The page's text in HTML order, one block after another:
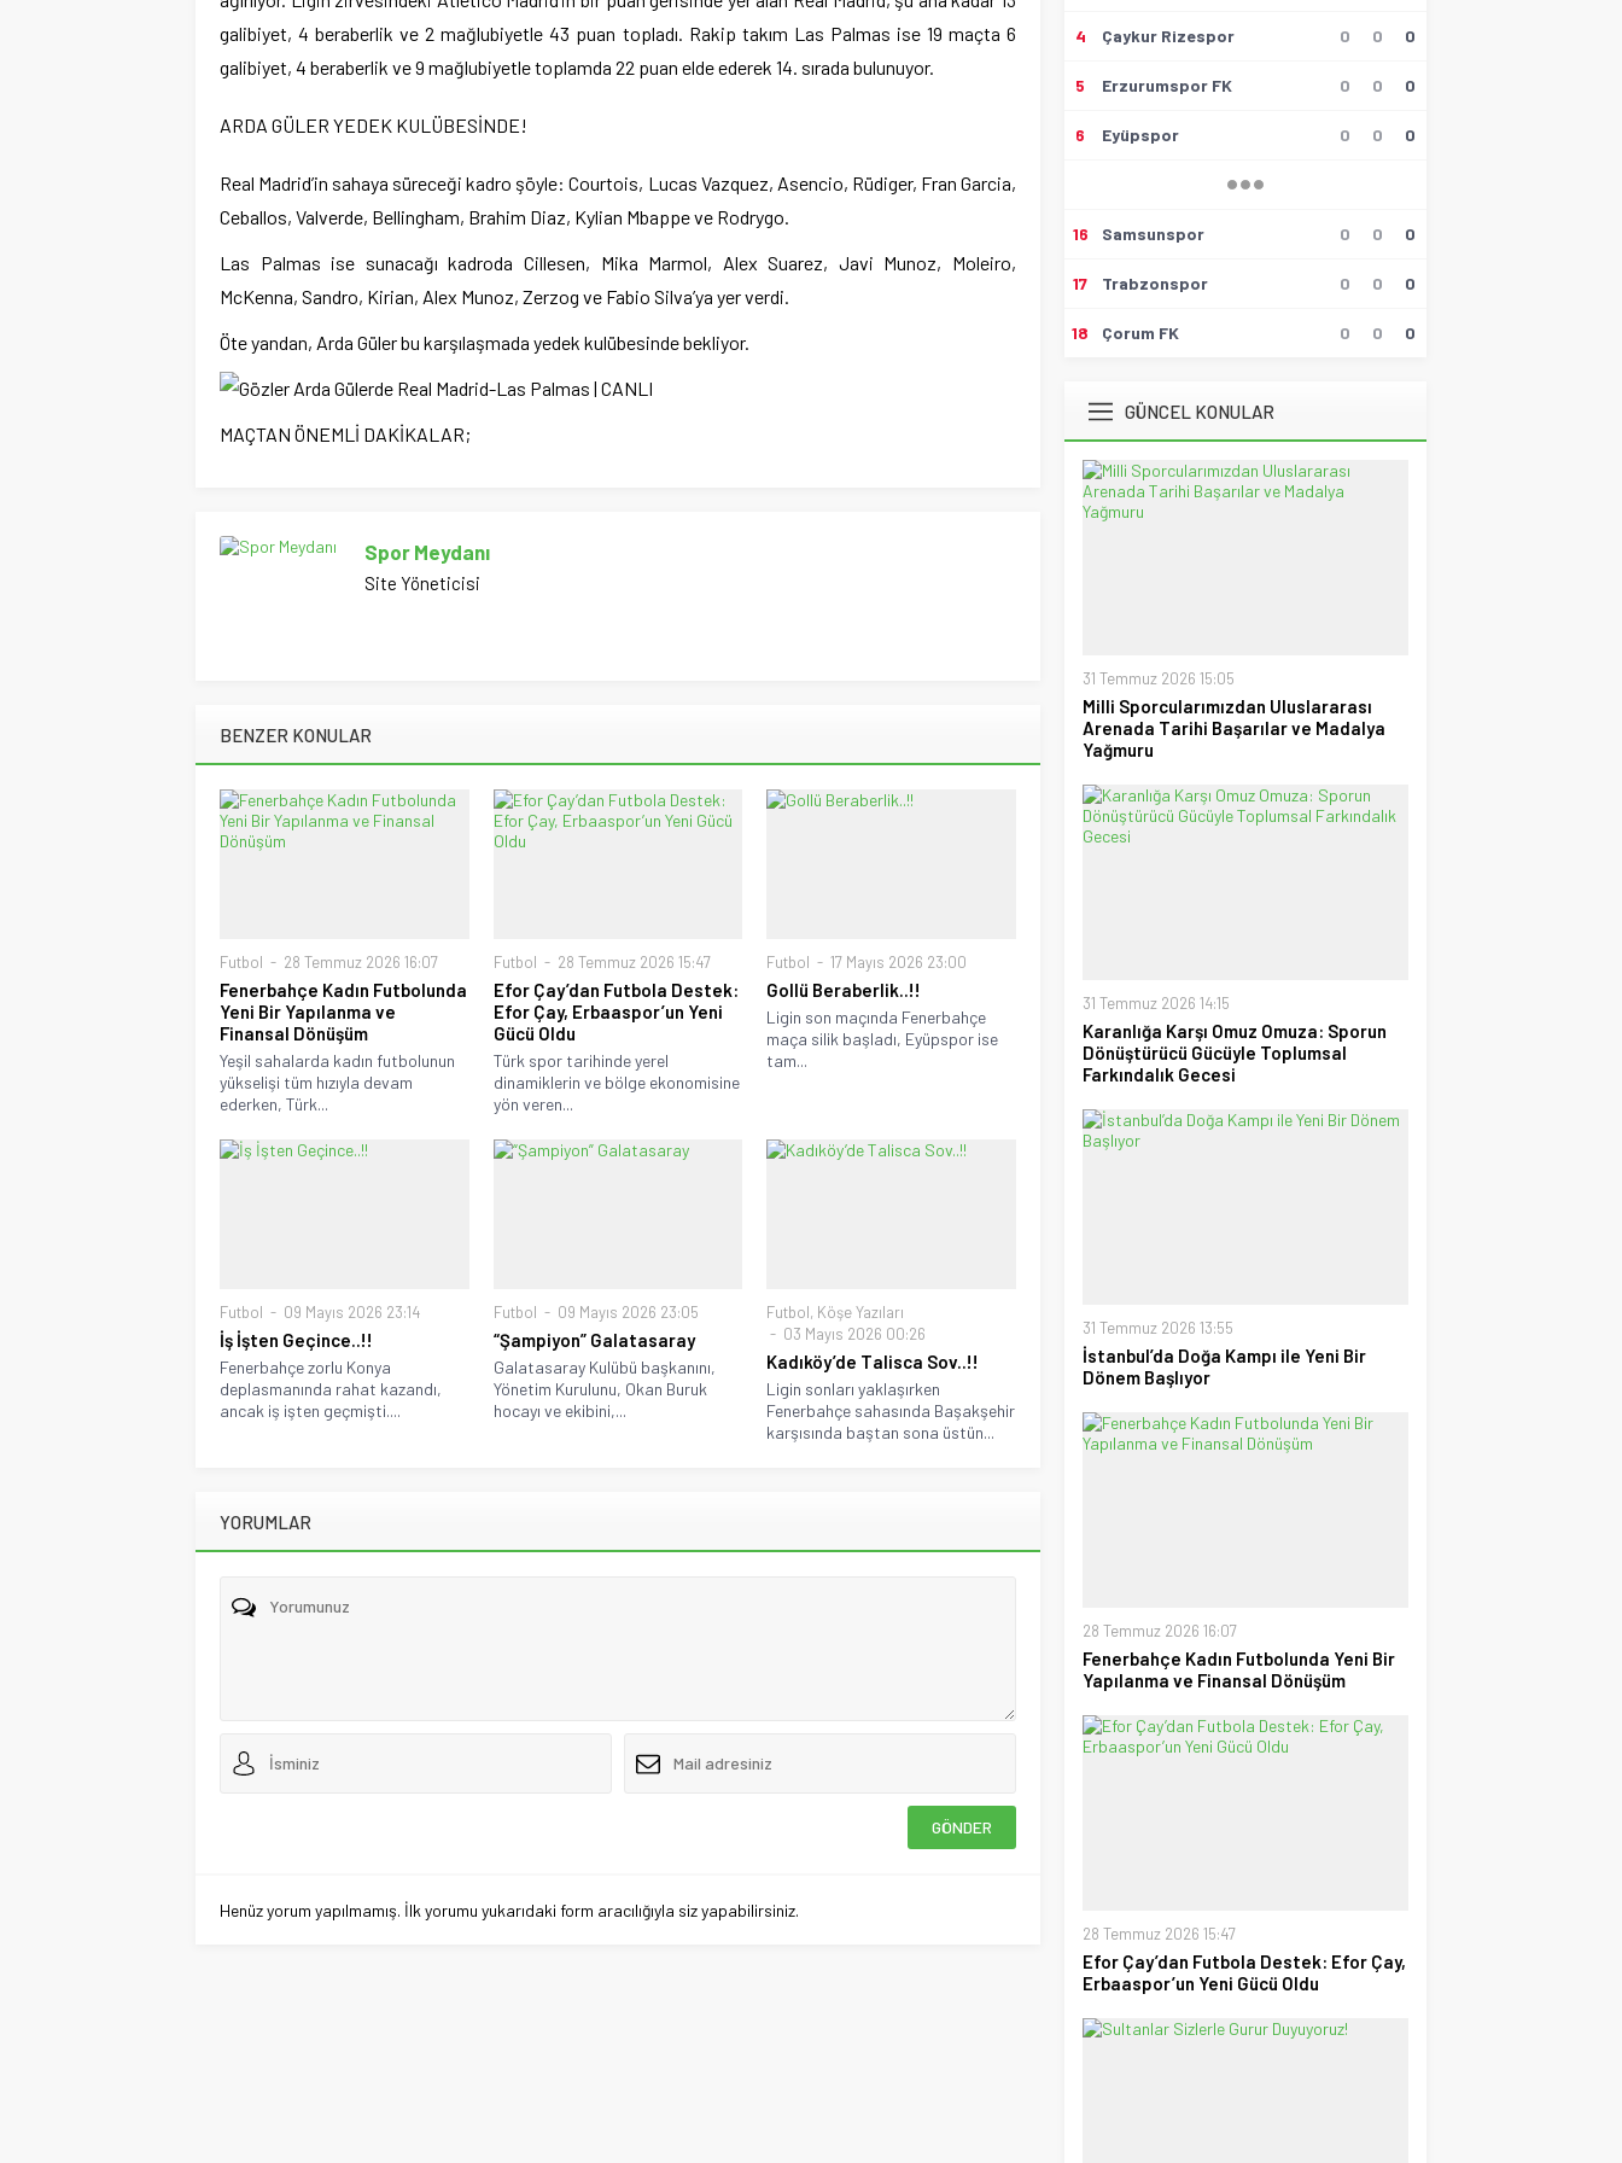
galibiyet, 4 beraberlik ve 2 mağlubiyetle 43 puan topladı. Rakip takım Las Palmas ise 19 maçta 6
galibiyet, 4 beraberlik ve 9 mağlubiyetle toplamda 22 puan elde ederek 14. sırada bulunuyor.
ARDA GÜLER YEDEK KULÜBESİNDE!
Real Madrid’in sahaya süreceği kadro şöyle: Courtois, Lucas Vazquez, Asencio, Rüdiger, Fran Garcia,
Ceballos, Valverde, Bellingham, Brahim Diaz, Kylian Mbappe ve Rodrygo.
Las Palmas ise sunacağı kadroda Cillesen, Mika Marmol, Alex Suarez, Javi Munoz, Moleiro,
McKenna, Sandro, Kirian, Alex Munoz, Zerzog ve Fabio Silva’ya yer verdi.
Öte yandan, Arda Güler bu karşılaşmada yedek kulübesinde bekliyor.
MAÇTAN ÖNEMLİ DAKİKALAR;
Spor Meydanı
Site Yöneticisi
BENZER KONULAR
Futbol 28 Temmuz 2026 16:07
Fenerbahçe Kadın Futbolunda
Yeni Bir Yapılanma ve
Finansal Dönüşüm
Yeşil sahalarda kadın futbolunun
yükselişi tüm hızıyla devam
ederken, Türk...
Futbol 28 Temmuz 2026 15:47
Efor Çay’dan Futbola Destek:
Efor Çay, Erbaaspor’un Yeni
Gücü Oldu
Türk spor tarihinde yerel
dinamiklerin ve bölge ekonomisine
yön veren...
Futbol 17 Mayıs 2026 23:00
Gollü Beraberlik..!!
Ligin son maçında Fenerbahçe
maça silik başladı, Eyüpspor ise
tam...
Futbol 09 Mayıs 2026 23:14
İş İşten Geçince..!!
Fenerbahçe zorlu Konya
deplasmanında rahat kazandı,
ancak iş işten geçmişti....
Futbol 09 Mayıs 2026 23:05
“Şampiyon” Galatasaray
Galatasaray Kulübü başkanını,
Yönetim Kurulunu, Okan Buruk
hocayı ve ekibini,...
Futbol, Köşe Yazıları
03 Mayıs 2026 00:26
Kadıköy’de Talisca Sov..!!
Ligin sonları yaklaşırken
Fenerbahçe sahasında Başakşehir
karşısında baştan sona üstün...
YORUMLAR
Henüz yorum yapılmamış. İlk yorumu yukarıdaki form aracılığıyla siz yapabilirsiniz.
Hüseyin Tokmak
17 Mayıs 2026 23:00
Yönetecek Hakemler Belli
UEFA Son 16 Turu’nda
Selçuk Tuna
Atatürk’ün Kızları
28 Temmuz 2026 12:40
Spor Meydanı
28 Temmuz 2026 15:15
Ufuk Ağca
4 Çaykur Rizespor 0 0 0
5 Erzurumspor FK 0 0 0
6 Eyüpspor 0 0 0
16 Samsunspor 0 0 0
17 Trabzonspor 0 0 0
18 Çorum FK 0 0 0
GÜNCEL KONULAR
31 Temmuz 2026 15:05
Milli Sporcularımızdan Uluslararası
Arenada Tarihi Başarılar ve Madalya
Yağmuru
31 Temmuz 2026 14:15
Karanlığa Karşı Omuz Omuza: Sporun
Dönüştürücü Gücüyle Toplumsal
Farkındalık Gecesi
31 Temmuz 2026 13:55
İstanbul’da Doğa Kampı ile Yeni Bir
Dönem Başlıyor
28 Temmuz 2026 16:07
Fenerbahçe Kadın Futbolunda Yeni Bir
Yapılanma ve Finansal Dönüşüm
28 Temmuz 2026 15:47
Efor Çay’dan Futbola Destek: Efor Çay,
Erbaaspor’un Yeni Gücü Oldu